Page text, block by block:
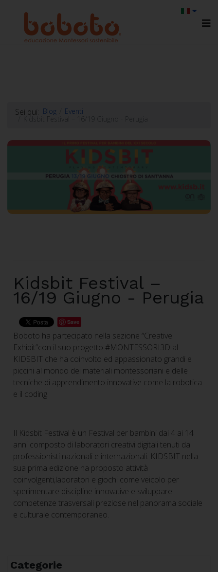
Sei qui: Blog
Eventi
Kidsbit Festival – 16/19 Giugno - Perugia
Kidsbit Festival –
16/19 Giugno - Perugia
Save
Boboto ha partecipato nella sezione “Creative
Exhibit”con il suo progetto #MONTESSORI3D al
KIDSBIT che ha coinvolto ed appassionato grandi e
piccini al mondo dei materiali montessoriani e delle
tecniche di apprendimento innovative come la robotica
e il coding.
Il Kidsbit Festival è un Festival per bambini dai 4 ai 14
anni composto di laboratori creativi digitali tenuti da
professionisti nazionali e internazionali. KIDSBIT nella
sua prima edizione ha proposto attività
coinvolgenti,laboratori e giochi come veicolo per
sperimentare discipline innovative e sviluppare
competenze trasversali preziose nel panorama sociale
e culturale contemporaneo.
Categorie